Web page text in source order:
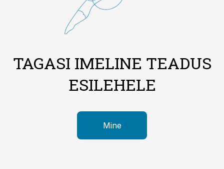
TAGASI IMELINE TEADUS
ESILEHELE
Mine